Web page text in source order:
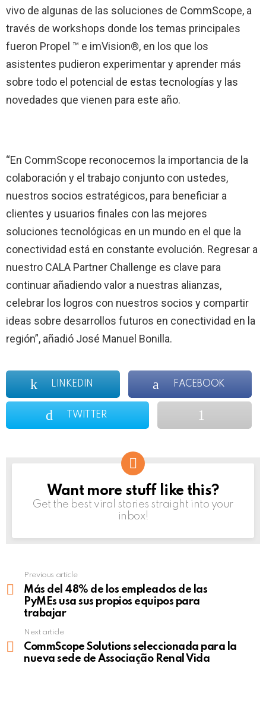
vivo de algunas de las soluciones de CommScope, a
través de workshops donde los temas principales
fueron Propel ™ e imVision®, en los que los
asistentes pudieron experimentar y aprender más
sobre todo el potencial de estas tecnologías y las
novedades que vienen para este año.
“En CommScope reconocemos la importancia de la
colaboración y el trabajo conjunto con ustedes,
nuestros socios estratégicos, para beneficiar a
clientes y usuarios finales con las mejores
soluciones tecnológicas en un mundo en el que la
conectividad está en constante evolución. Regresar a
nuestro CALA Partner Challenge es clave para
continuar añadiendo valor a nuestras alianzas,
celebrar los logros con nuestros socios y compartir
ideas sobre desarrollos futuros en conectividad en la
región”, añadió José Manuel Bonilla.
LINKEDIN FACEBOOK
TWITTER
NEWSLETTER
Want more stuff like this?
Get the best viral stories straight into your
inbox!
more
Previous article
Más del 48% de los empleados de las
PyMEs usa sus propios equipos para
trabajar
Next article
CommScope Solutions seleccionada para la
nueva sede de Associação Renal Vida